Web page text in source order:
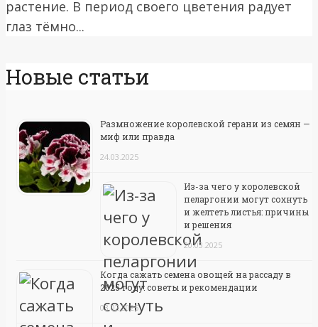
растение. В период своего цветения радует
глаз тёмно...
Новые статьи
Размножение королевской герани из семян —
миф или правда
24.03.2025
Из-за чего у королевской
пеларгонии могут сохнуть
и желтеть листья: причины
и решения
20.03.2025
Когда сажать семена овощей на рассаду в
2025 году: советы и рекомендации
03.02.2025